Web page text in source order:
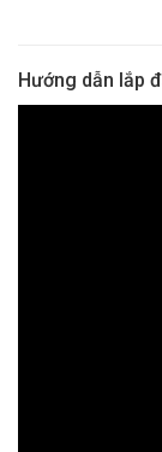
Hướng dẫn lắp